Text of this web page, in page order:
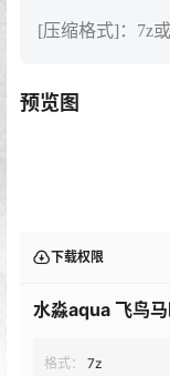
[压缩格式]：7z
预览图
下载权限
水淼aqua 飞鸟
格式：
7z